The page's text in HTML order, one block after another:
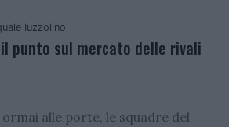
Iuzzolino
il punto sul mercato delle rivali
alle porte, le squadre del